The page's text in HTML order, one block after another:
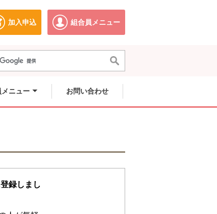
開きます。
加入申込
別のウィンドウで開きます。
組合員メニュー
別のウィンドウで開きます。
ニュー お問い合わせ
録しまし